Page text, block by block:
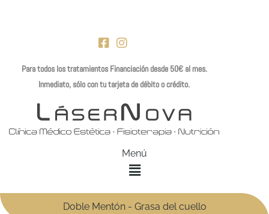
Para todos los tratamientos Financiación desde 50€ al mes.
Inmediato, sólo con tu tarjeta de débito o crédito.
Menú
Doble Mentón - Grasa del cuello